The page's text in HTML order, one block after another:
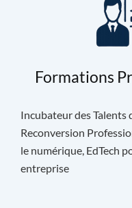
Formations
Incubateur des Talents
Reconversion
le numérique, EdTech
entreprise